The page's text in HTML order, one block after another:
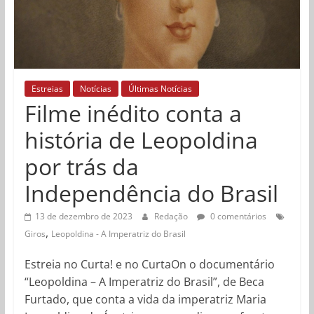
Estreias Notícias Últimas Notícias
Filme inédito conta a
história de Leopoldina
por trás da
Independência do Brasil
13 de dezembro de 2023 Redação
0 comentários
Giros, Leopoldina - A Imperatriz do Brasil
Estreia no Curta! e no CurtaOn o documentário
“Leopoldina – A Imperatriz do Brasil”, de Beca
Furtado, que conta a vida da imperatriz Maria